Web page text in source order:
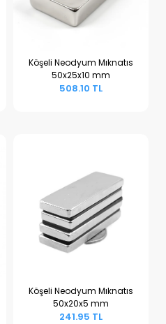
Sepete Ekle
Köşeli Neodyum Mıknatıs
50x25x10 mm
508.10 TL
Sepete Ekle
Köşeli Neodyum Mıknatıs
50x20x5 mm
241.95 TL